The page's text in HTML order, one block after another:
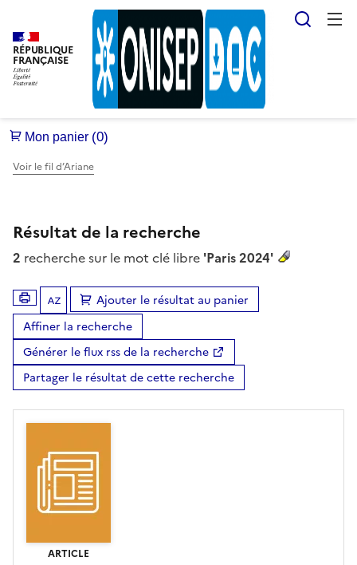
RÉPUBLIQUE
FRANÇAISE
Voir le fil d’Ariane
Résultat de la recherche
2 recherche sur le mot clé libre 'Paris 2024'
Tris disponibles (Ouverture d'une modale)
Ajouter le résultat au panier
Affiner la recherche
Générer le flux rss de la recherche
Partager le résultat de cette recherche
ARTICLE